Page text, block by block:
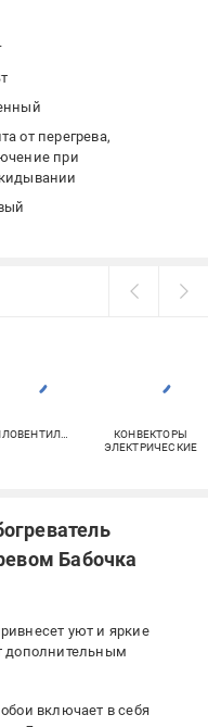
от перегрева
при
КОНВЕКТОРЫ
ЭЛЕКТРИЧЕСКИЕ
Бабочка
уют и яркие
дополнительным
включает в себя